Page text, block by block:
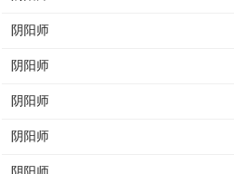
阴阳师
阴阳师
阴阳师
阴阳师